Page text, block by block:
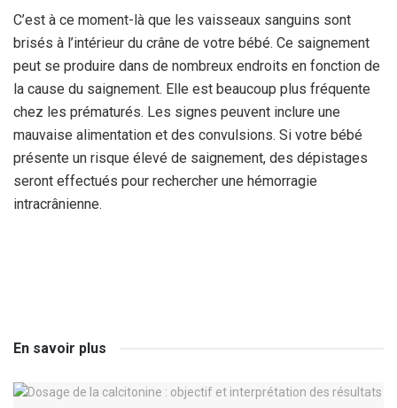
C’est à ce moment-là que les vaisseaux sanguins sont
brisés à l’intérieur du crâne de votre bébé. Ce saignement
peut se produire dans de nombreux endroits en fonction de
la cause du saignement. Elle est beaucoup plus fréquente
chez les prématurés. Les signes peuvent inclure une
mauvaise alimentation et des convulsions. Si votre bébé
présente un risque élevé de saignement, des dépistages
seront effectués pour rechercher une hémorragie
intracrânienne.
En savoir plus